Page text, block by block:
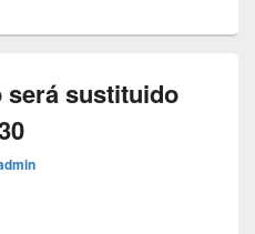
será sustituido